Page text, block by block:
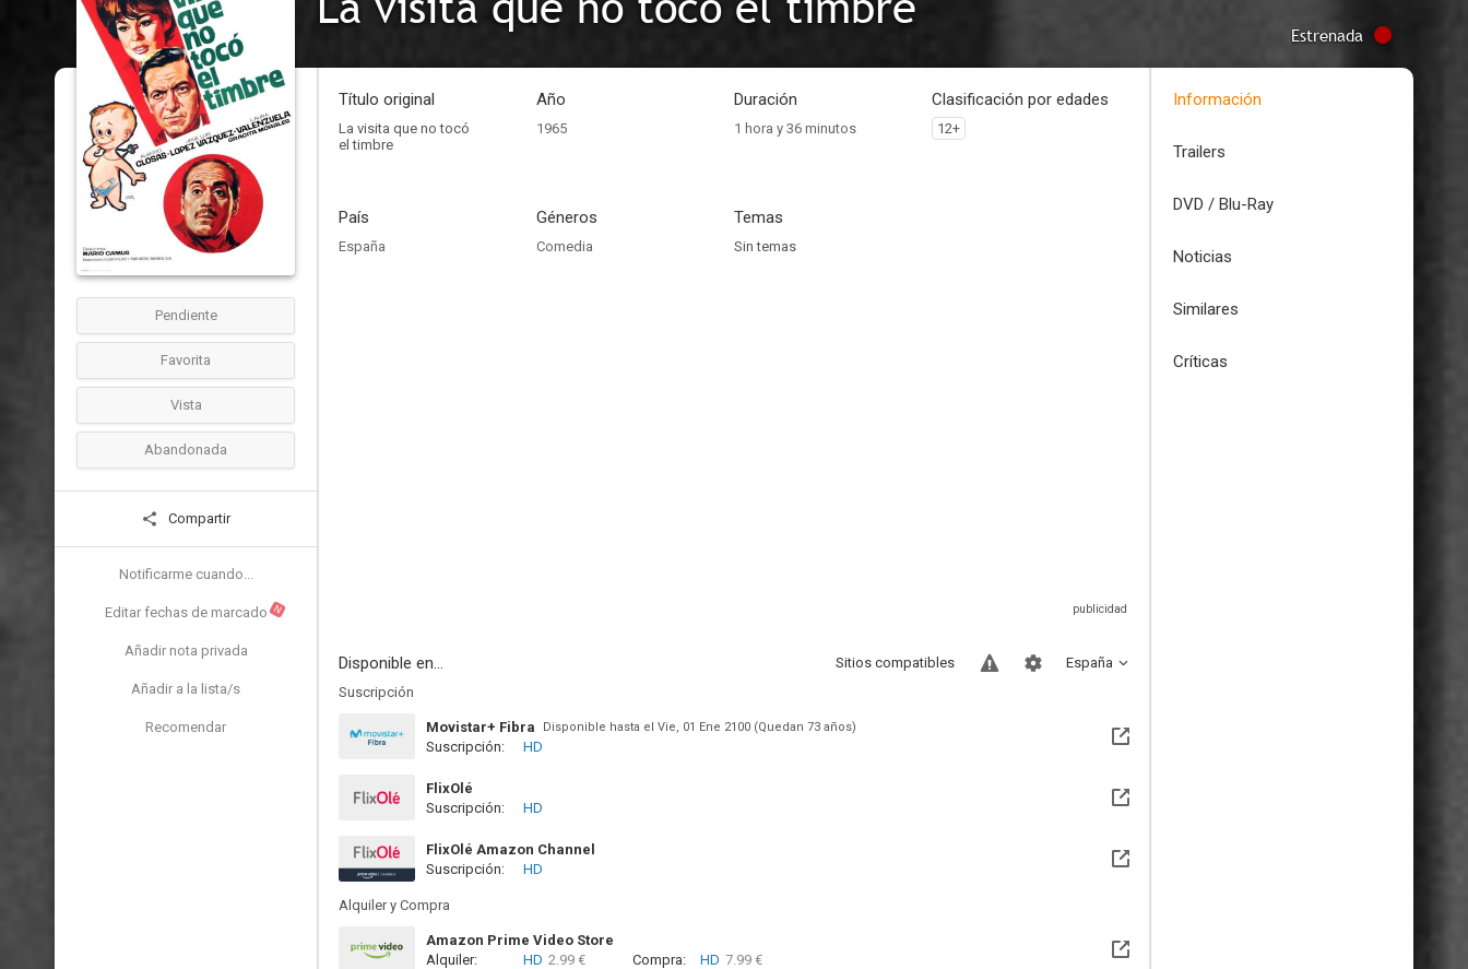
Estrenada
Pendiente
Favorita
Vista
Abandonada
Compartir
Notificarme cuando...
Editar fechas de marcado N
Añadir nota privada
Añadir a la lista/s
Recomendar
Título original
La visita que no tocó
el timbre
Año
1965
Duración
1 hora y 36 minutos
Clasificación por edades
12+
País
España
Géneros
Comedia
Temas
Sin temas
Disponible en... España
Sitios compatibles
Suscripción
Movistar+ Fibra Disponible hasta el Vie, 01 Ene 2100 (Quedan 73 años)
Suscripción: HD
FlixOlé
Suscripción:
HD
FlixOlé Amazon Channel
Suscripción:
HD
Alquiler y Compra
Amazon Prime Video Store
Alquiler:
HD 2.99 € Compra: HD 7.99 €
Información
Trailers
DVD / Blu-Ray
Noticias
Similares
Críticas